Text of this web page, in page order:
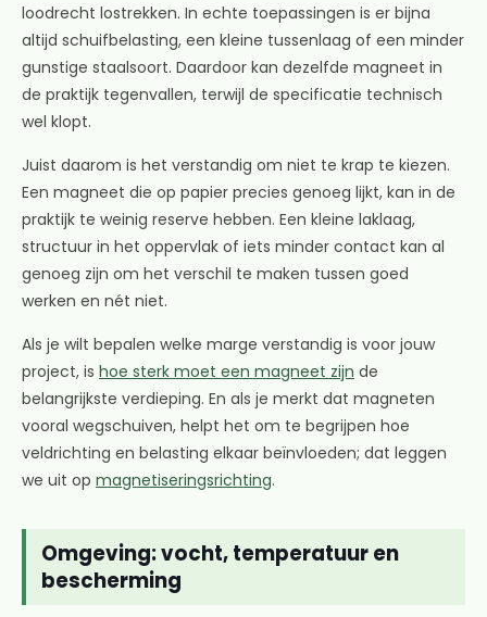
loodrecht lostrekken. In echte toepassingen is er bijna
altijd schuifbelasting, een kleine tussenlaag of een minder
gunstige staalsoort. Daardoor kan dezelfde magneet in
de praktijk tegenvallen, terwijl de specificatie technisch
wel klopt.
Juist daarom is het verstandig om niet te krap te kiezen.
Een magneet die op papier precies genoeg lijkt, kan in de
praktijk te weinig reserve hebben. Een kleine laklaag,
structuur in het oppervlak of iets minder contact kan al
genoeg zijn om het verschil te maken tussen goed
werken en nét niet.
Als je wilt bepalen welke marge verstandig is voor jouw
project, is hoe sterk moet een magneet zijn de
belangrijkste verdieping. En als je merkt dat magneten
vooral wegschuiven, helpt het om te begrijpen hoe
veldrichting en belasting elkaar beïnvloeden; dat leggen
we uit op magnetiseringsrichting.
Omgeving: vocht, temperatuur en
bescherming